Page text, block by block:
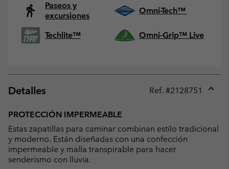
Paseos y
excursiones
Omni-Tech™
Techlite™ Omni-Grip™ Live
Detalles Ref. #2128751
PROTECCIÓN IMPERMEABLE
Estas zapatillas para caminar combinan estilo tradicional
y moderno. Están diseñadas con una confección
impermeable y malla transpirable para hacer
senderismo con lluvia.